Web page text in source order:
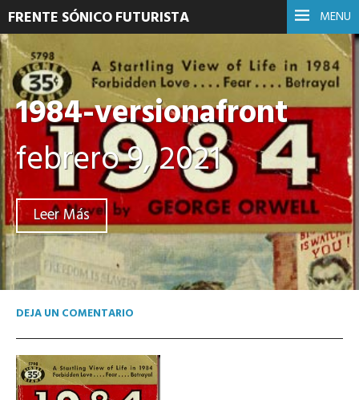
MENU
FRENTE SÓNICO FUTURISTA
1984-versionafront
febrero 9, 2021
Leer Más
DEJA UN COMENTARIO